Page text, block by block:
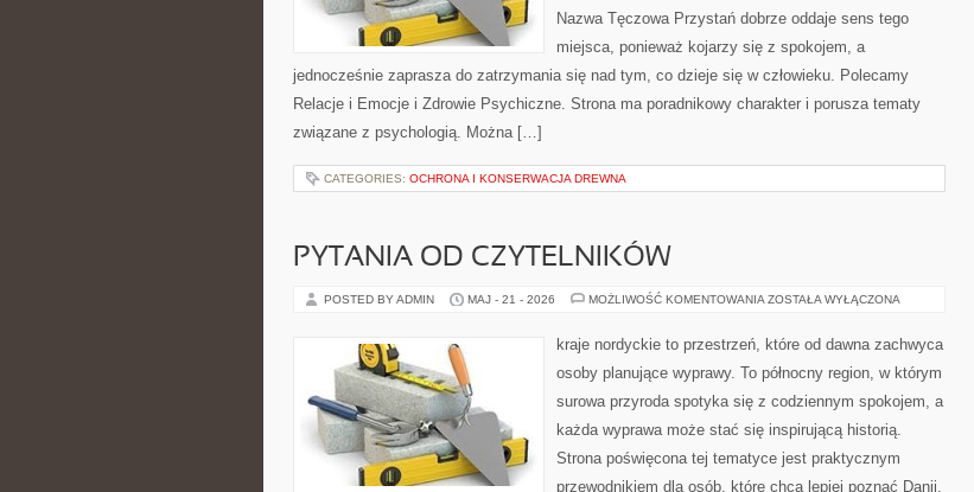
Nazwa Tęczowa Przystań dobrze oddaje sens tego
miejsca, ponieważ kojarzy się z spokojem, a
jednocześnie zaprasza do zatrzymania się nad tym, co dzieje się w człowieku. Polecamy
Relacje i Emocje i Zdrowie Psychiczne. Strona ma poradnikowy charakter i porusza tematy
związane z psychologią. Można […]
CATEGORIES: OCHRONA I KONSERWACJA DREWNA
PYTANIA OD CZYTELNIKÓW
POSTED BY ADMIN MAJ - 21 - 2026 MOŻLIWOŚĆ KOMENTOWANIA PYTANIA
ZOSTAŁA WYŁĄCZONA
kraje nordyckie to przestrzeń, które od dawna zachwyca
osoby planujące wyprawy. To północny region, w którym
surowa przyroda spotyka się z codziennym spokojem, a
każda wyprawa może stać się inspirującą historią.
Strona poświęcona tej tematyce jest praktycznym
przewodnikiem dla osób, które chcą lepiej poznać Danii,